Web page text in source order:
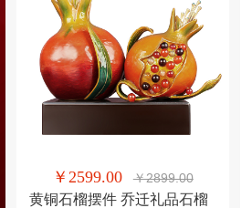
￥2599.00 ￥2899.00
黄铜石榴摆件 乔迁礼品石榴